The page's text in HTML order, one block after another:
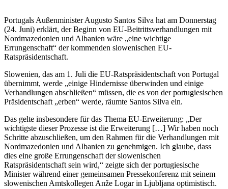
Portugals Außenminister Augusto Santos Silva hat am Donnerstag
(24. Juni) erklärt, der Beginn von EU-Beitrittsverhandlungen mit
Nordmazedonien und Albanien wäre „eine wichtige
Errungenschaft“ der kommenden slowenischen EU-
Ratspräsidentschaft.
Slowenien, das am 1. Juli die EU-Ratspräsidentschaft von Portugal
übernimmt, werde „einige Hindernisse überwinden und einige
Verhandlungen abschließen“ müssen, die es von der portugiesischen
Präsidentschaft „erben“ werde, räumte Santos Silva ein.
Das gelte insbesondere für das Thema EU-Erweiterung: „Der
wichtigste dieser Prozesse ist die Erweiterung […] Wir haben noch
Schritte abzuschließen, um den Rahmen für die Verhandlungen mit
Nordmazedonien und Albanien zu genehmigen. Ich glaube, dass
dies eine große Errungenschaft der slowenischen
Ratspräsidentschaft sein wird,“ zeigte sich der portugiesische
Minister während einer gemeinsamen Pressekonferenz mit seinem
slowenischen Amtskollegen Anže Logar in Ljubljana optimistisch.